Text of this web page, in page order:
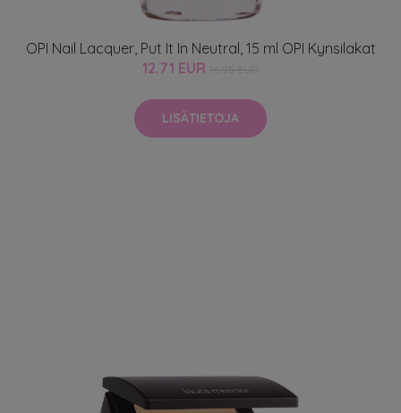
OPI Nail Lacquer, Put It In Neutral, 15 ml OPI Kynsilakat
12.71 EUR
LISÄTIETOJA